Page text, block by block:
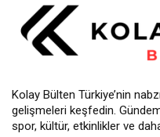
Kolay Bülten Türkiye’nin
gelişmeleri keşfedin.
spor, kültür, etkinlikler ve